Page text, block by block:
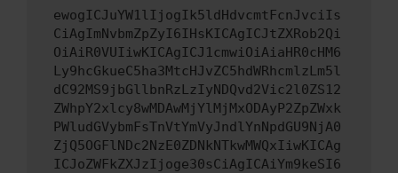
ewogICJuYW1lIjogIk5ldHdvcmtFcnJvciIs
CiAgImNvbmZpZyI6IHsKICAgICJtZXRob2Qi
OiAiR0VUIiwKICAgICJ1cmwiOiAiaHR0cHM6
Ly9hcGkueC5ha3MtcHJvZC5hdWRhcmlzLm5l
dC92MS9jbGllbnRzLzIyNDQvd2Vic2l0ZS12
ZWhpY2xlcy8wMDAwMjYlMjMxODAyP2ZpZWxk
PWludGVybmFsTnVtYmVyJndlYnNpdGU9NjA0
ZjQ5OGFlNDc2NzE0ZDNkNTkwMWQxIiwKICAg
ICJoZWFkZXJzIjoge30sCiAgICAiYm9keSI6